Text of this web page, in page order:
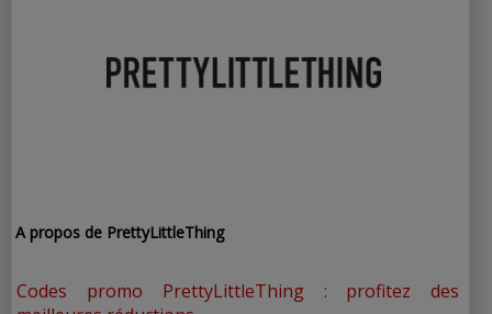
A propos de PrettyLittleThing
Codes promo PrettyLittleThing : profitez des